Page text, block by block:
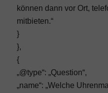
können dann vor Ort,
mitbieten.“
}
},
{
„@type“: „Question“,
„name“: „Welche